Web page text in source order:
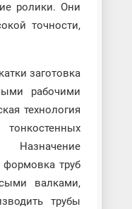
ролики. Они
точности,
заготовка
рабочими
технология
формовка труб
валками,
трубы